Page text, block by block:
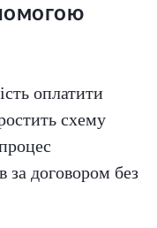
оплатити
схему
за договором без